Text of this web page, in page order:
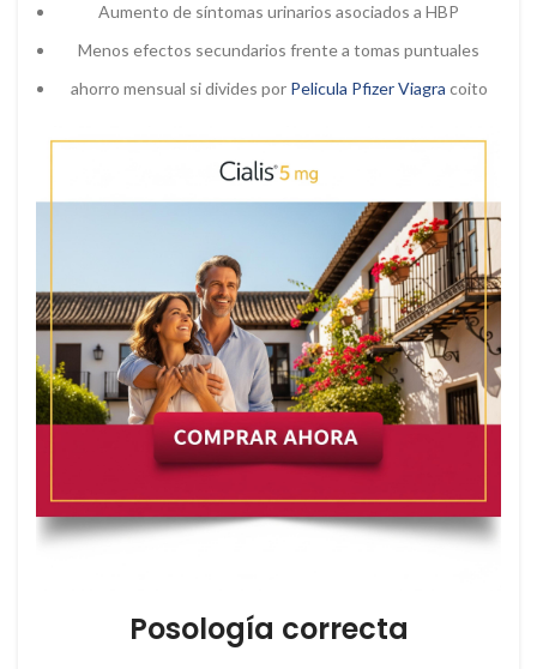
Aumento de síntomas urinarios asociados a HBP
Menos efectos secundarios frente a tomas puntuales
ahorro mensual si divides por Pelicula Pfizer Viagra coito
Posología correcta